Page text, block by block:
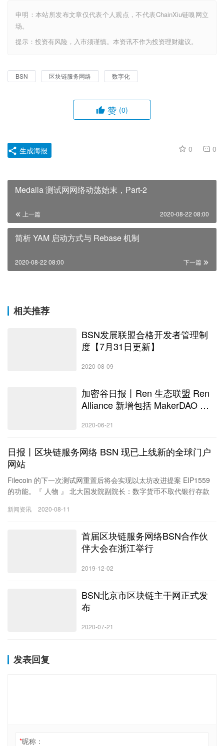
申明：本站所发布文章仅代表个人观点，不代表ChainXiu链嗅网立
场。
提示：投资有风险，入市须谨慎。本资讯不作为投资理财建议。
BSN 区块链服务网络 数字化
赞 (0)
0 0
生成海报
Medalla 测试网网络动荡始末，Part-2
上一篇 2020-08-22 08:00
简析 YAM 启动方式与 Rebase 机制
下一篇
2020-08-22 08:00
相关推荐
BSN发展联盟合格开发者管理制
度【7月31日更新】
2020-08-09
加密谷日报丨Ren 生态联盟 Ren
Alliance 新增包括 MakerDAO 等
2020-06-21
日报丨区块链服务网络 BSN 现已上线新的全球门户
网站
Filecoin 的下一次测试网重置后将会实现以太坊改进提案 EIP1559
的功能。『 人物 』 北大国发院副院长：数字货币不取代银行存款
新闻资讯 2020-08-11
首届区块链服务网络BSN合作伙
伴大会在浙江举行
2019-12-02
BSN北京市区块链主干网正式发
布
2020-07-21
发表回复
*昵称：